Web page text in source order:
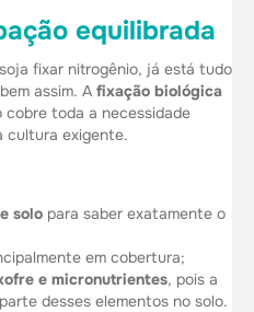
equilibrada
fixar nitrogênio, já está tudo
assim. A fixação biológica
cobre toda a necessidade
cultura exigente.
solo para saber exatamente o
em cobertura;
e micronutrientes, pois a
desses elementos no solo.